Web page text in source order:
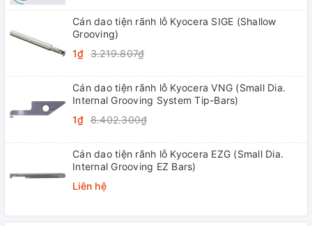
Cán dao tiện rãnh lỗ Kyocera SIGE (Shallow
Grooving)
1₫ 3.219.807₫
Cán dao tiện rãnh lỗ Kyocera VNG (Small Dia.
Internal Grooving System Tip-Bars)
1₫ 8.402.300₫
Cán dao tiện rãnh lỗ Kyocera EZG (Small Dia.
Internal Grooving EZ Bars)
Liên hệ